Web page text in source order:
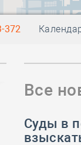
372
Все
Суды в